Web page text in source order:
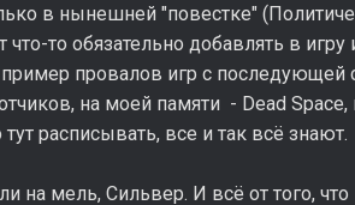
в нынешней "повестке"
что-то обязательно добавлять в
провалов игр с последующей
на моей памяти - Dead
тут расписывать, все и так всё знают.
на мель, Сильвер. И всё от того,